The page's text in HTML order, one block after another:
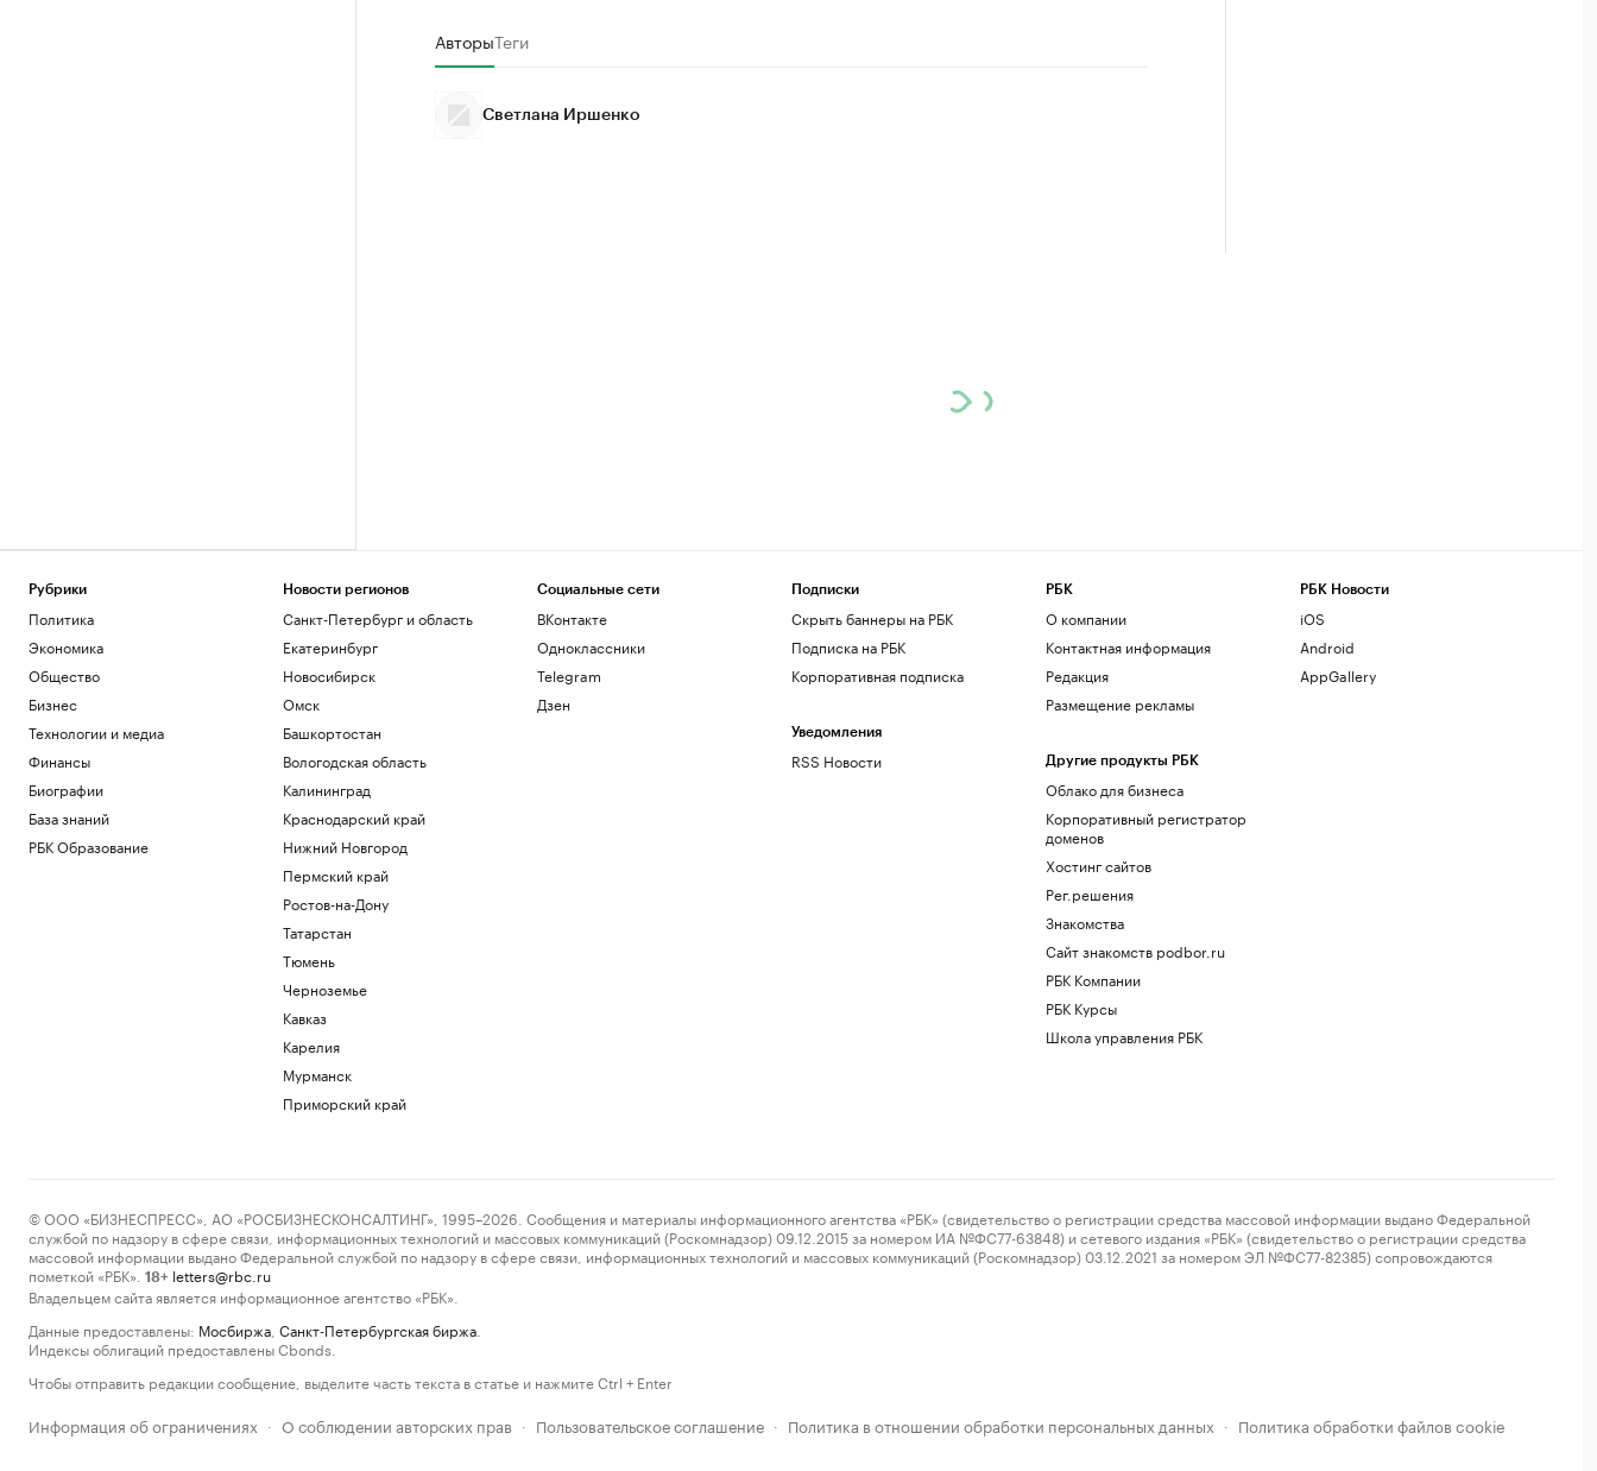
АвторыТеги
Светлана Иршенко
Рубрики
Политика
Экономика
Общество
Бизнес
Технологии и медиа
Финансы
Биографии
База знаний
РБК Образование
Новости регионов
Санкт-Петербург и область
Екатеринбург
Новосибирск
Омск
Башкортостан
Вологодская область
Калининград
Краснодарский край
Нижний Новгород
Пермский край
Ростов-на-Дону
Татарстан
Тюмень
Черноземье
Кавказ
Карелия
Мурманск
Приморский край
Социальные сети
ВКонтакте
Одноклассники
Telegram
Дзен
Подписки
Скрыть баннеры на РБК
Подписка на РБК
Корпоративная подписка
Уведомления
RSS Новости
РБК
О компании
Контактная информация
Редакция
Размещение рекламы
Другие продукты РБК
Облако для бизнеса
Корпоративный регистратор
доменов
Хостинг сайтов
Рег.решения
Знакомства
Сайт знакомств podbor.ru
РБК Компании
РБК Курсы
Школа управления РБК
РБК Новости
iOS
Android
AppGallery
© ООО «БИЗНЕСПРЕСС», АО «РОСБИЗНЕСКОНСАЛТИНГ», 1995–2026. Сообщения и материалы информационного агентства «РБК» (свидетельство о регистрации средства массовой информации выдано Федеральной
службой по надзору в сфере связи, информационных технологий и массовых коммуникаций (Роскомнадзор) 09.12.2015 за номером ИА №ФС77-63848) и сетевого издания «РБК» (свидетельство о регистрации средства
массовой информации выдано Федеральной службой по надзору в сфере связи, информационных технологий и массовых коммуникаций (Роскомнадзор) 03.12.2021 за номером ЭЛ №ФС77-82385) сопровождаются
пометкой «РБК».
18+ letters@rbc.ru
Владельцем сайта является информационное агентство «РБК».
Данные предоставлены: Мосбиржа Санкт-Петербургская биржа
Индексы облигаций предоставлены Cbonds.
Чтобы отправить редакции сообщение, выделите часть текста в статье и нажмите Ctrl + Enter
Информация об ограничениях · О соблюдении авторских прав · Пользовательское соглашение · Политика в отношении обработки персональных данных · Политика обработки файлов cookie